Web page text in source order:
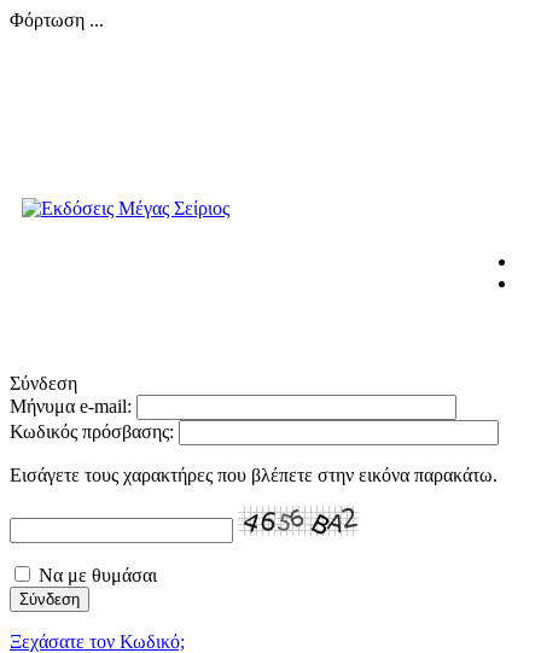
Φόρτωση ...
Σύνδεση
Μήνυμα e-mail:
Κωδικός πρόσβασης:
Εισάγετε τους χαρακτήρες που βλέπετε στην εικόνα παρακάτω.
Να με θυμάσαι
Ξεχάσατε τον Κωδικό;